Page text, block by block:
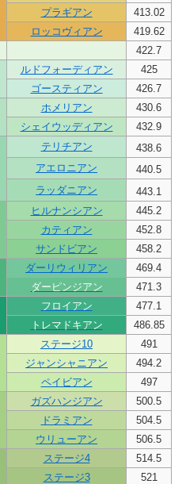
プラギアン
413.02
ロッコヴィアン
419.62
422.7
ルドフォーディアン
425
ゴースティアン
426.7
ホメリアン
430.6
シェイウッディアン
432.9
テリチアン
438.6
アエロニアン
440.5
ラッダニアン
443.1
ヒルナンシアン
445.2
カティアン
452.8
サンドビアン
458.2
ダーリウィリアン
469.4
ダーピンジアン
471.3
フロイアン
477.1
トレマドキアン
486.85
ステージ10
491
ジャンシャニアン
494.2
ペイビアン
497
ガズハンジアン
500.5
ドラミアン
504.5
ウリューアン
506.5
ステージ4
514.5
ステージ3
521